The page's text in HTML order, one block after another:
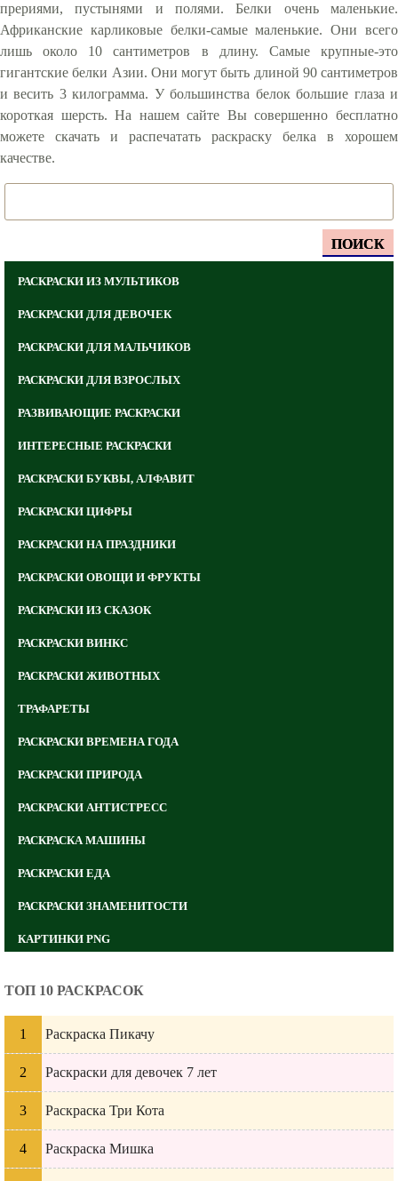
ПОИСК
РАСКРАСКИ ИЗ МУЛЬТИКОВ
РАСКРАСКИ ДЛЯ ДЕВОЧЕК
РАСКРАСКИ ДЛЯ МАЛЬЧИКОВ
РАСКРАСКИ ДЛЯ ВЗРОСЛЫХ
РАЗВИВАЮЩИЕ РАСКРАСКИ
ИНТЕРЕСНЫЕ РАСКРАСКИ
РАСКРАСКИ БУКВЫ, АЛФАВИТ
РАСКРАСКИ ЦИФРЫ
РАСКРАСКИ НА ПРАЗДНИКИ
РАСКРАСКИ ОВОЩИ И ФРУКТЫ
РАСКРАСКИ ИЗ СКАЗОК
РАСКРАСКИ ВИНКС
РАСКРАСКИ ЖИВОТНЫХ
ТРАФАРЕТЫ
РАСКРАСКИ ВРЕМЕНА ГОДА
РАСКРАСКИ ПРИРОДА
РАСКРАСКИ АНТИСТРЕСС
РАСКРАСКА МАШИНЫ
РАСКРАСКИ ЕДА
РАСКРАСКИ ЗНАМЕНИТОСТИ
КАРТИНКИ PNG
ТОП 10 РАСКРАСОК
Раскраска Пикачу
Раскраски для девочек 7 лет
Раскраска Три Кота
Раскраска Мишка
прериями, пустынями и полями. Белки очень маленькие.
Африканские карликовые белки-самые маленькие. Они всего
лишь около 10 сантиметров в длину. Самые крупные-это
гигантские белки Азии. Они могут быть длиной 90 сантиметров
и весить 3 килограмма. У большинства белок большие глаза и
короткая шерсть. На нашем сайте Вы совершенно бесплатно
можете скачать и распечатать раскраску белка в хорошем
качестве.